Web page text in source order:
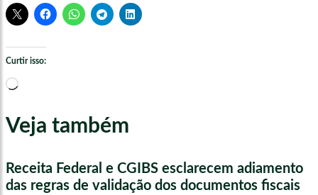
Curtir isso:
Carregando...
Veja também
Receita Federal e CGIBS esclarecem adiamento
das regras de validação dos documentos fiscais